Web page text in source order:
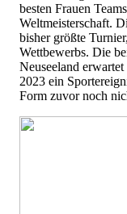
besten Frauen
Weltmeisterschaft.
bisher größte
Wettbewerbs. Die
Neuseeland
2023 ein
Form zuvor noch